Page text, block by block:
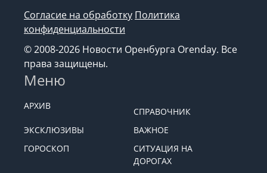
Согласие на обработку Политика
конфиденциальности
© 2008-2026 Новости Оренбурга Orenday. Все
права защищены.
Меню
АРХИВ
СПРАВОЧНИК
ЭКСКЛЮЗИВЫ
ВАЖНОЕ
ГОРОСКОП
СИТУАЦИЯ НА
ДОРОГАХ